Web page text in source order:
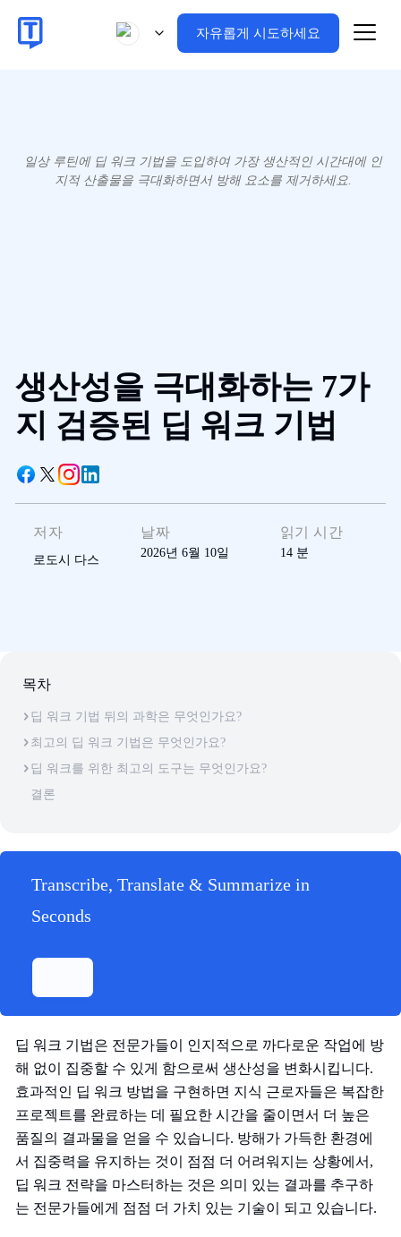
자유롭게 시도하세요
일상 루틴에 딥 워크 기법을 도입하여 가장 생산적인 시간대에 인
지적 산출물을 극대화하면서 방해 요소를 제거하세요.
생산성을 극대화하는 7가
지 검증된 딥 워크 기법
저자
로도시 다스
날짜
2026년 6월 10일
읽기 시간
14 분
목차
딥 워크 기법 뒤의 과학은 무엇인가요?
최고의 딥 워크 기법은 무엇인가요?
딥 워크를 위한 최고의 도구는 무엇인가요?
결론
Transcribe, Translate & Summarize in
Seconds
딥 워크 기법은 전문가들이 인지적으로 까다로운 작업에 방
해 없이 집중할 수 있게 함으로써 생산성을 변화시킵니다.
효과적인 딥 워크 방법을 구현하면 지식 근로자들은 복잡한
프로젝트를 완료하는 데 필요한 시간을 줄이면서 더 높은
품질의 결과물을 얻을 수 있습니다. 방해가 가득한 환경에
서 집중력을 유지하는 것이 점점 더 어려워지는 상황에서,
딥 워크 전략을 마스터하는 것은 의미 있는 결과를 추구하
는 전문가들에게 점점 더 가치 있는 기술이 되고 있습니다.